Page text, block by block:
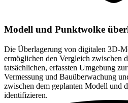
Modell und Punktwolke
Die Überlagerung von digitalen 3D-
ermöglichen den Vergleich zwischen
tatsächlichen, erfassten Umgebung
Vermessung und Bauüberwachung
zwischen dem geplanten Modell und
identifizieren.